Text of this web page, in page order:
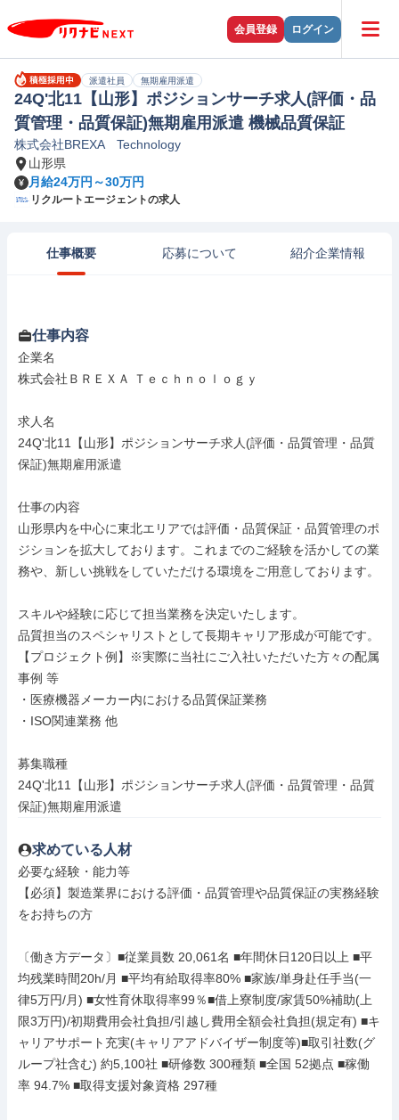
会員登録 ログイン
派遣社員 無期雇用派遣
24Q'北11【山形】ポジションサーチ求人(評価・品
質管理・品質保証)無期雇用派遣 機械品質保証
株式会社BREXA Technology
山形県
月給24万円～30万円
リクルートエージェントの求人
仕事概要 応募について 紹介企業情報
仕事内容
企業名
株式会社ＢＲＥＸＡ Ｔｅｃｈｎｏｌｏｇｙ
求人名
24Q'北11【山形】ポジションサーチ求人(評価・品質管理・品質
保証)無期雇用派遣
仕事の内容
山形県内を中心に東北エリアでは評価・品質保証・品質管理のポ
ジションを拡大しております。これまでのご経験を活かしての業
務や、新しい挑戦をしていただける環境をご用意しております。
スキルや経験に応じて担当業務を決定いたします。
品質担当のスペシャリストとして長期キャリア形成が可能です。
【プロジェクト例】※実際に当社にご入社いただいた方々の配属
事例 等
・医療機器メーカー内における品質保証業務
・ISO関連業務 他
募集職種
24Q'北11【山形】ポジションサーチ求人(評価・品質管理・品質
保証)無期雇用派遣
求めている人材
必要な経験・能力等
【必須】製造業界における評価・品質管理や品質保証の実務経験
をお持ちの方
〔働き方データ〕■従業員数 20,061名 ■年間休日120日以上 ■平
均残業時間20h/月 ■平均有給取得率80% ■家族/単身赴任手当(一
律5万円/月) ■女性育休取得率99％■借上寮制度/家賃50%補助(上
限3万円)/初期費用会社負担/引越し費用全額会社負担(規定有) ■キ
ャリアサポート充実(キャリアアドバイザー制度等)■取引社数(グ
ループ社含む) 約5,100社 ■研修数 300種類 ■全国 52拠点 ■稼働
率 94.7% ■取得支援対象資格 297種